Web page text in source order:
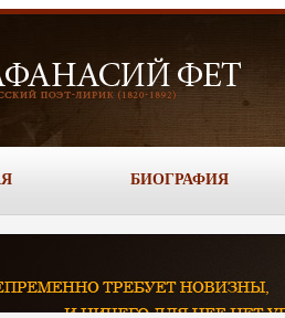
БИОГРАФИЯ